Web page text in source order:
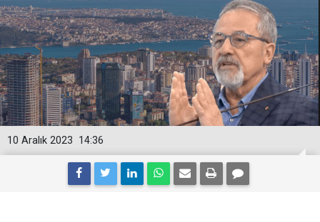
14:36
10 Aralık 2023